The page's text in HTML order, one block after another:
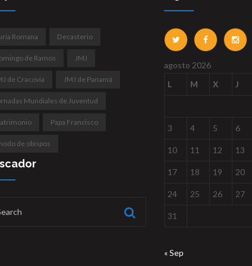
Romana Decasterio
de Ramos JMJ
de Cracovia JMJ de Panamá
Mundiales de Juventud
Papa Francisco
de obispos
agosto 2026
L
M X J
3 4 5 6
10 11 12 13
17 18 19 20
24 25 26 27
31
« Sep